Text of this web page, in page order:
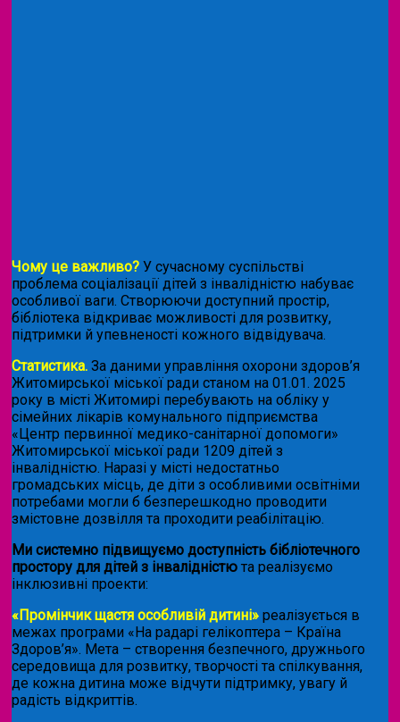
Чому це важливо? У сучасному суспільстві
проблема соціалізації дітей з інвалідністю набуває
особливої ваги. Створюючи доступний простір,
бібліотека відкриває можливості для розвитку,
підтримки й упевненості кожного відвідувача.
Статистика. За даними управління охорони здоров’я
Житомирської міської ради станом на 01.01. 2025
року в місті Житомирі перебувають на обліку у
сімейних лікарів комунального підприємства
«Центр первинної медико-санітарної допомоги»
Житомирської міської ради 1209 дітей з
інвалідністю. Наразі у місті недостатньо
громадських місць, де діти з особливими освітніми
потребами могли б безперешкодно проводити
змістовне дозвілля та проходити реабілітацію.
Ми системно підвищуємо доступність бібліотечного
простору для дітей з інвалідністю та реалізуємо
інклюзивні проекти:
«Промінчик щастя особливій дитині» реалізується в
межах програми «На радарі гелікоптера – Країна
Здоров’я». Мета – створення безпечного, дружнього
середовища для розвитку, творчості та спілкування,
де кожна дитина може відчути підтримку, увагу й
радість відкриттів.